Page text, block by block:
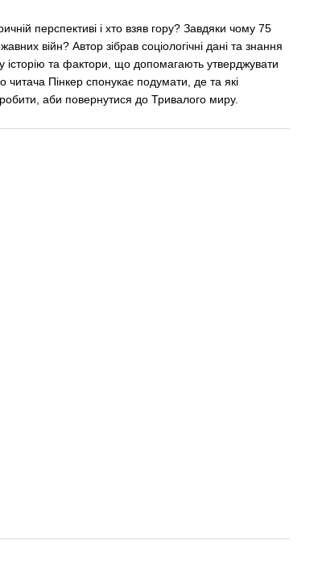
перспективі і хто взяв гору? Завдяки чому 75
війн? Автор зібрав соціологічні дані та знання
історію та фактори, що допомагають утверджувати
читача Пінкер спонукає подумати, де та які
аби повернутися до Тривалого миру.